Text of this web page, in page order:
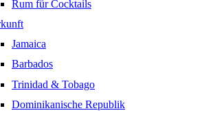
Rum für Cocktails
Jamaica
Barbados
Trinidad & Tobago
Dominikanische Republik